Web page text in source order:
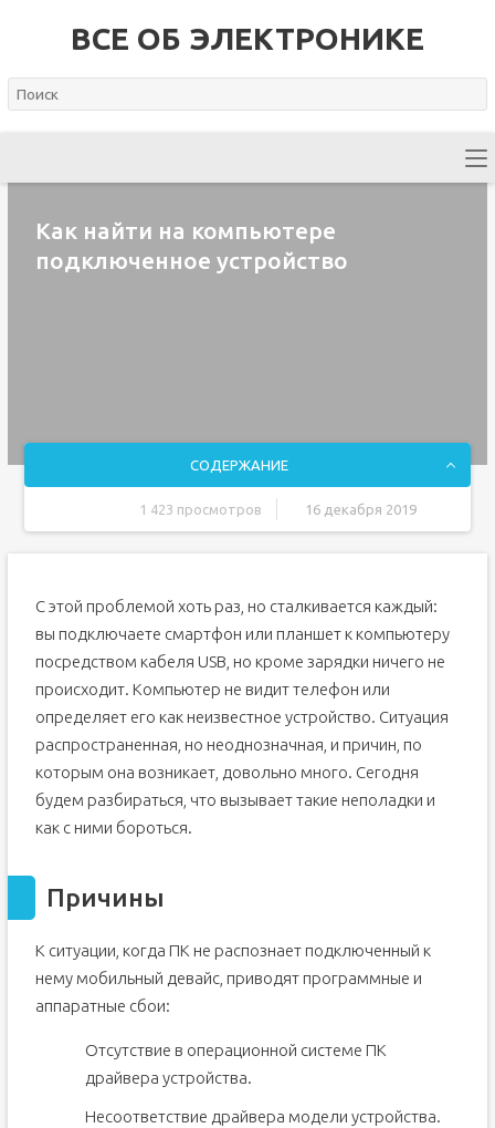
ВСЕ ОБ ЭЛЕКТРОНИКЕ
Как найти на компьютере
подключенное устройство
СОДЕРЖАНИЕ
1 423 просмотров 16 декабря 2019
Виновник сбоя — телефон. Что делать?
Виновник сбоя — компьютер. Что делать?
Как переустановить драйвер мобильного устройства и
USB на компьютере с Windows
iPhone
Android
Если телефон не распознается в режиме прошивки
Когда проблема в поломке физического интерфейса
Как удалить устройство с компьютера
С этой проблемой хоть раз, но сталкивается каждый:
вы подключаете смартфон или планшет к компьютеру
посредством кабеля USB, но кроме зарядки ничего не
происходит. Компьютер не видит телефон или
определяет его как неизвестное устройство. Ситуация
распространенная, но неоднозначная, и причин, по
которым она возникает, довольно много. Сегодня
будем разбираться, что вызывает такие неполадки и
как с ними бороться.
Причины
К ситуации, когда ПК не распознает подключенный к
нему мобильный девайс, приводят программные и
аппаратные сбои:
Отсутствие в операционной системе ПК
драйвера устройства.
Несоответствие драйвера модели устройства.